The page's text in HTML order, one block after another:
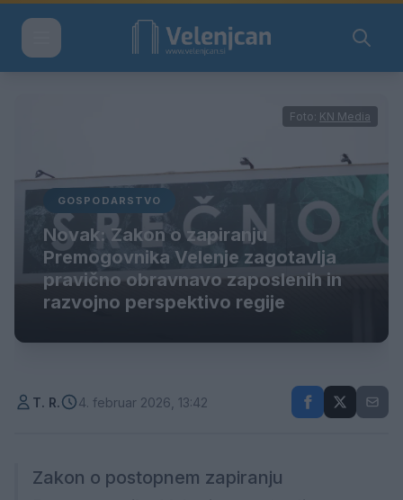
Foto: KN Media
GOSPODARSTVO
Novak: Zakon o zapiranju
Premogovnika Velenje zagotavlja
pravično obravnavo zaposlenih in
razvojno perspektivo regije
T. R. 4. februar 2026, 13:42
Zakon o postopnem zapiranju